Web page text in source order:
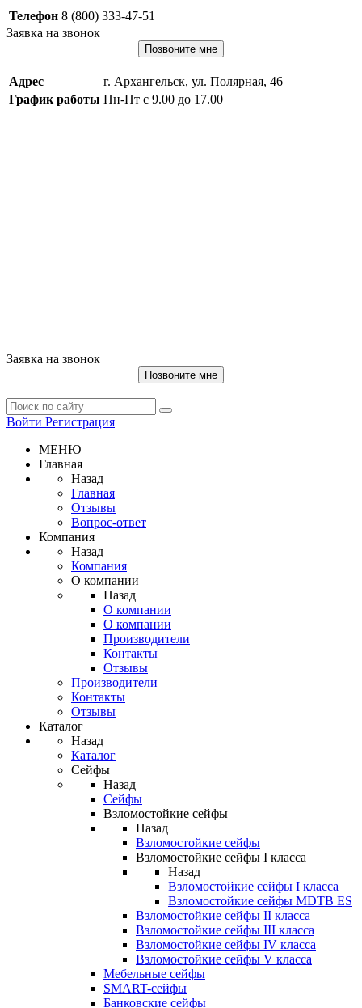
Телефон 8 (800) 333-47-51
Заявка на звонок
Позвоните мне
Адрес
г. Архангельск, ул. Полярная, 46
График работы Пн-Пт с 9.00 до 17.00
Заявка на звонок
Позвоните мне
Войти Регистрация
МЕНЮ
Главная
Назад
Главная
Отзывы
Вопрос-ответ
Компания
Назад
Компания
О компании
Назад
О компании
О компании
Производители
Контакты
Отзывы
Производители
Контакты
Отзывы
Каталог
Назад
Каталог
Сейфы
Назад
Сейфы
Взломостойкие сейфы
Назад
Взломостойкие сейфы
Взломостойкие сейфы I класса
Назад
Взломостойкие сейфы I класса
Взломостойкие сейфы MDTB ES
Взломостойкие сейфы II класса
Взломостойкие сейфы III класса
Взломостойкие сейфы IV класса
Взломостойкие сейфы V класса
Мебельные сейфы
SMART-сейфы
Банковские сейфы